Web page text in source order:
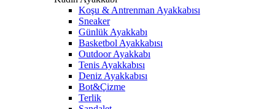
Koşu & Antrenman Ayakkabısı
Sneaker
Günlük Ayakkabı
Basketbol Ayakkabısı
Outdoor Ayakkabı
Tenis Ayakkabısı
Deniz Ayakkabısı
Bot&Çizme
Terlik